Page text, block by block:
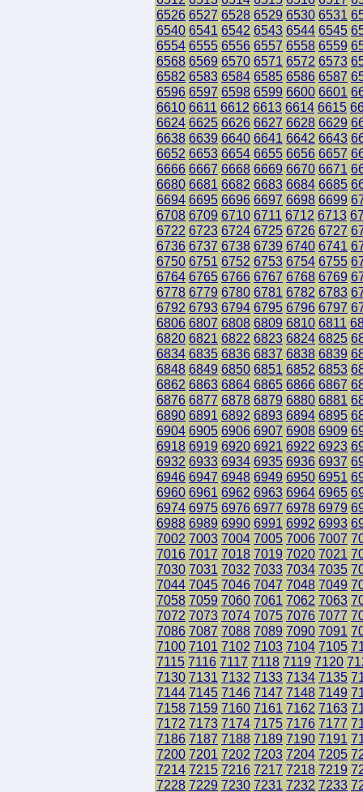
6526 6527 6528 6529 6530 6531
6540 6541 6542 6543 6544 6545
6554 6555 6556 6557 6558 6559
6568 6569 6570 6571 6572 6573
6582 6583 6584 6585 6586 6587
6596 6597 6598 6599 6600 6601
6610 6611 6612 6613 6614 6615
6624 6625 6626 6627 6628 6629
6638 6639 6640 6641 6642 6643
6652 6653 6654 6655 6656 6657
6666 6667 6668 6669 6670 6671
6680 6681 6682 6683 6684 6685
6694 6695 6696 6697 6698 6699
6708 6709 6710 6711 6712 6713
6722 6723 6724 6725 6726 6727
6736 6737 6738 6739 6740 6741
6750 6751 6752 6753 6754 6755
6764 6765 6766 6767 6768 6769
6778 6779 6780 6781 6782 6783
6792 6793 6794 6795 6796 6797
6806 6807 6808 6809 6810 6811
6820 6821 6822 6823 6824 6825
6834 6835 6836 6837 6838 6839
6848 6849 6850 6851 6852 6853
6862 6863 6864 6865 6866 6867
6876 6877 6878 6879 6880 6881
6890 6891 6892 6893 6894 6895
6904 6905 6906 6907 6908 6909
6918 6919 6920 6921 6922 6923
6932 6933 6934 6935 6936 6937
6946 6947 6948 6949 6950 6951
6960 6961 6962 6963 6964 6965
6974 6975 6976 6977 6978 6979
6988 6989 6990 6991 6992 6993
7002 7003 7004 7005 7006 7007
7016 7017 7018 7019 7020 7021
7030 7031 7032 7033 7034 7035
7044 7045 7046 7047 7048 7049
7058 7059 7060 7061 7062 7063
7072 7073 7074 7075 7076 7077
7086 7087 7088 7089 7090 7091
7100 7101 7102 7103 7104 7105
7115 7116 7117 7118 7119 7120
7130 7131 7132 7133 7134 7135
7144 7145 7146 7147 7148 7149
7158 7159 7160 7161 7162 7163
7172 7173 7174 7175 7176 7177
7186 7187 7188 7189 7190 7191
7200 7201 7202 7203 7204 7205
7214 7215 7216 7217 7218 7219
7228 7229 7230 7231 7232 7233